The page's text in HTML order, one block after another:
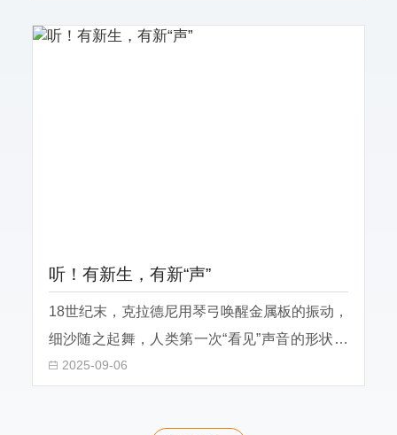
听！有新生，有新“声”
18世纪末，克拉德尼用琴弓唤醒金属板的振动，
细沙随之起舞，人类第一次“看见”声音的形状。
每年9月初，研究院总会格外热闹。 新一届311
2025-09-06